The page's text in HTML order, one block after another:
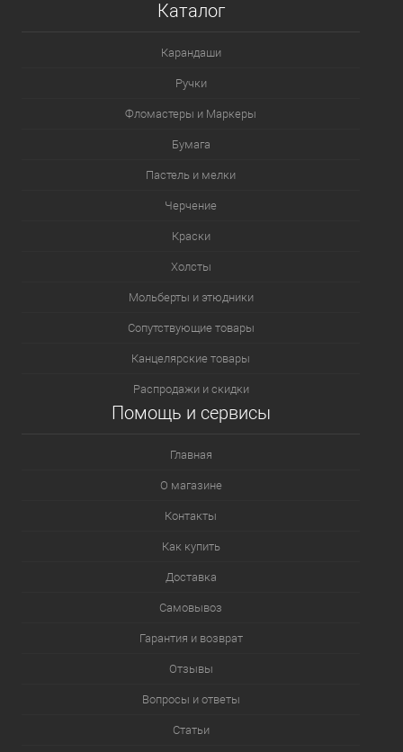
Каталог
Карандаши
Ручки
Фломастеры и Маркеры
Бумага
Пастель и мелки
Черчение
Краски
Холсты
Мольберты и этюдники
Сопутствующие товары
Канцелярские товары
Распродажи и скидки
Помощь и сервисы
Главная
О магазине
Контакты
Как купить
Доставка
Самовывоз
Гарантия и возврат
Отзывы
Вопросы и ответы
Статьи